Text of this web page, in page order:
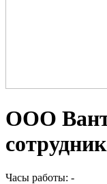
ООО
Часы работы: -